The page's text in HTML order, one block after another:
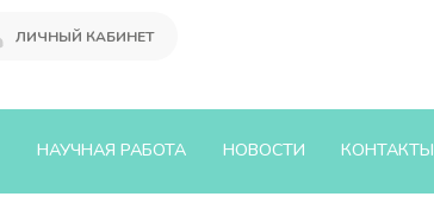
ЛИЧНЫЙ КАБИНЕТ
НАУЧНАЯ РАБОТА НОВОСТИ КОНТАКТЫ